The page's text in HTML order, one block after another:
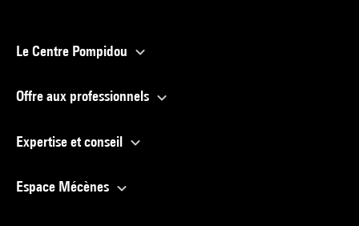
Le Centre Pompidou
Offre aux professionnels
Expertise et conseil
Espace Mécènes